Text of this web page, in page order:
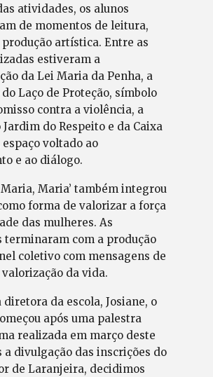
atividades, os alunos
de momentos de leitura,
artística. Entre as
estiveram a
da Lei Maria da Penha, a
Laço de Proteção, símbolo
contra a violência, a
Jardim do Respeito e da Caixa
espaço voltado ao
e ao diálogo.
Maria’ também integrou
forma de valorizar a força
das mulheres. As
terminaram com a produção
coletivo com mensagens de
da vida.
diretora da escola, Josiane, o
após uma palestra
realizada em março deste
a divulgação das inscrições do
de Laranjeira, decidimos